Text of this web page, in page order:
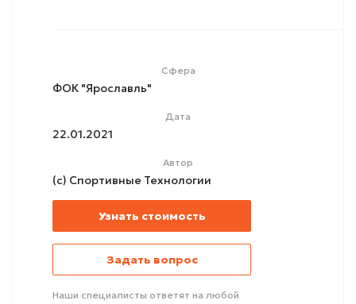
Сфера
ФОК "Ярославль"
Дата
22.01.2021
Автор
(с) Спортивные Технологии
Узнать стоимость
Задать вопрос
Наши специалисты ответят на любой